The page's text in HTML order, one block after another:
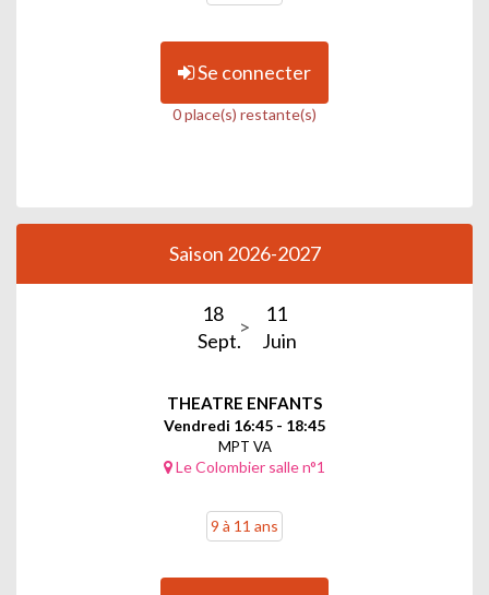
Se connecter
0 place(s) restante(s)
Saison 2026-2027
18
Sept.
11
Juin
THEATRE ENFANTS
Vendredi 16:45 - 18:45
MPT VA
Le Colombier salle n°1
9 à 11 ans